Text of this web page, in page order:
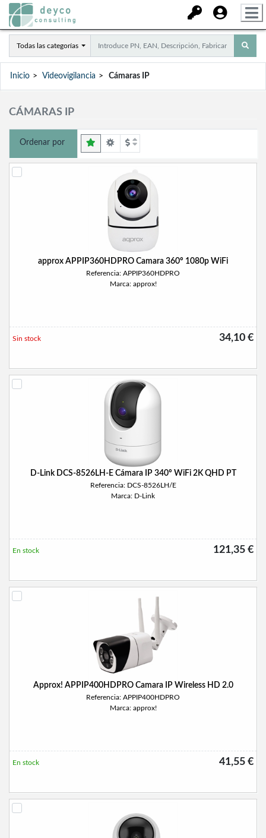
Todas las categorías
Inicio Videovigilancia Cámaras IP
CÁMARAS IP
Ordenar por
approx APPIP360HDPRO Camara 360º 1080p WiFi
Referencia: APPIP360HDPRO
Marca: approx!
34,10 €
Sin stock
D-Link DCS-8526LH-E Cámara IP 340º WiFi 2K QHD PT
Referencia: DCS-8526LH/E
Marca: D-Link
121,35 €
En stock
Approx! APPIP400HDPRO Camara IP Wireless HD 2.0
Referencia: APPIP400HDPRO
Marca: approx!
41,55 €
En stock